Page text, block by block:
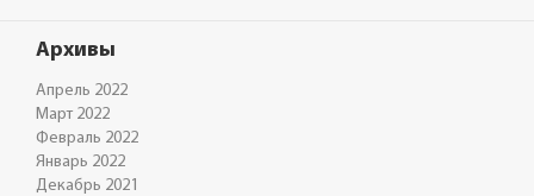
Архивы
Апрель 2022
Март 2022
Февраль 2022
Январь 2022
Декабрь 2021